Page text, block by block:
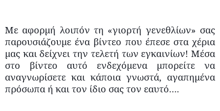
Με αφορμή λοιπόν τη «γιορτή γενεθλίων» σας
παρουσιάζουμε ένα βίντεο που έπεσε στα χέρια
μας και δείχνει την τελετή των εγκαινίων! Μέσα
στο βίντεο αυτό ενδεχόμενα μπορείτε να
αναγνωρίσετε και κάποια γνωστά, αγαπημένα
πρόσωπα ή και τον ίδιο σας τον εαυτό….